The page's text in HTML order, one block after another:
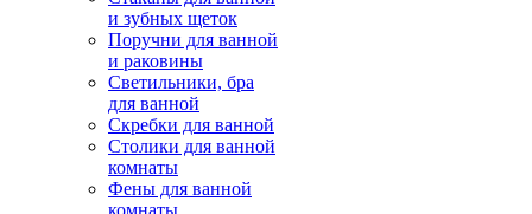
и зубных щеток
Поручни для ванной
и раковины
Светильники, бра
для ванной
Скребки для ванной
Столики для ванной
комнаты
Фены для ванной
комнаты